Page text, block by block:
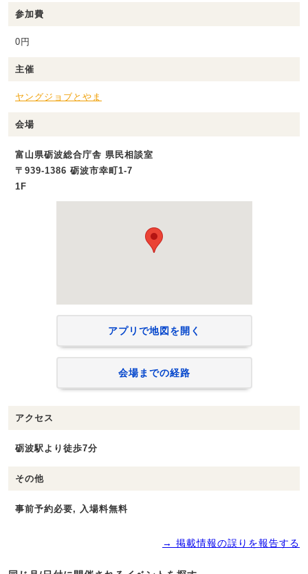
参加費
0円
主催
ヤングジョブとやま
会場
富山県砺波総合庁舎 県民相談室
〒939-1386 砺波市幸町1-7
1F
アプリで地図を開く
会場までの経路
アクセス
砺波駅より徒歩7分
その他
事前予約必要, 入場料無料
→ 掲載情報の誤りを報告する